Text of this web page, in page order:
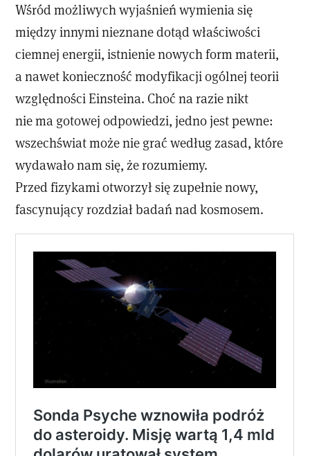
Wśród możliwych wyjaśnień wymienia się
między innymi nieznane dotąd właściwości
ciemnej energii, istnienie nowych form materii,
a nawet konieczność modyfikacji ogólnej teorii
względności Einsteina. Choć na razie nikt
nie ma gotowej odpowiedzi, jedno jest pewne:
wszechświat może nie grać według zasad, które
wydawało nam się, że rozumiemy.
Przed fizykami otworzył się zupełnie nowy,
fascynujący rozdział badań nad kosmosem.